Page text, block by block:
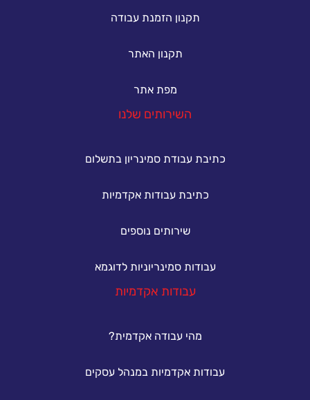
תקנון הזמנת עבודה
תקנון האתר
מפת אתר
השירותים שלנו
כתיבת עבודת סמינריון בתשלום
כתיבת עבודות אקדמיות
שירותים נוספים
עבודות סמינריוניות לדוגמא
עבודות אקדמיות
מהי עבודה אקדמית?
עבודות אקדמיות במנהל עסקים